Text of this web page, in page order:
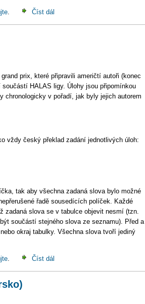
. Číst dál
prix, které připravili američtí autoři (konec
HALAS ligy. Úlohy jsou připomínkou
chronologicky v pořadí, jak byly jejich autorem
vždy český překlad zadání jednotlivých úloh:
tak aby všechna zadaná slova bylo možné
řadě sousedících políček. Každé
zadaná slova se v tabulce objevit nesmí (tzn.
součástí stejného slova ze seznamu). Před a
okraj tabulky. Všechna slova tvoří jediný
. Číst dál